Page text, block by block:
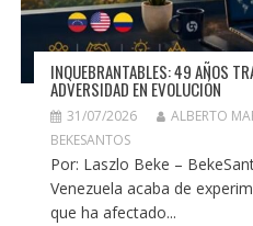
INQUEBRANTABLES: 49 AÑOS
ADVERSIDAD EN EVOLUCIÓN
31/07/2026
ALBERTO
BEKESANTOS
Por: Laszlo Beke –
Venezuela acaba de
que ha afectado...